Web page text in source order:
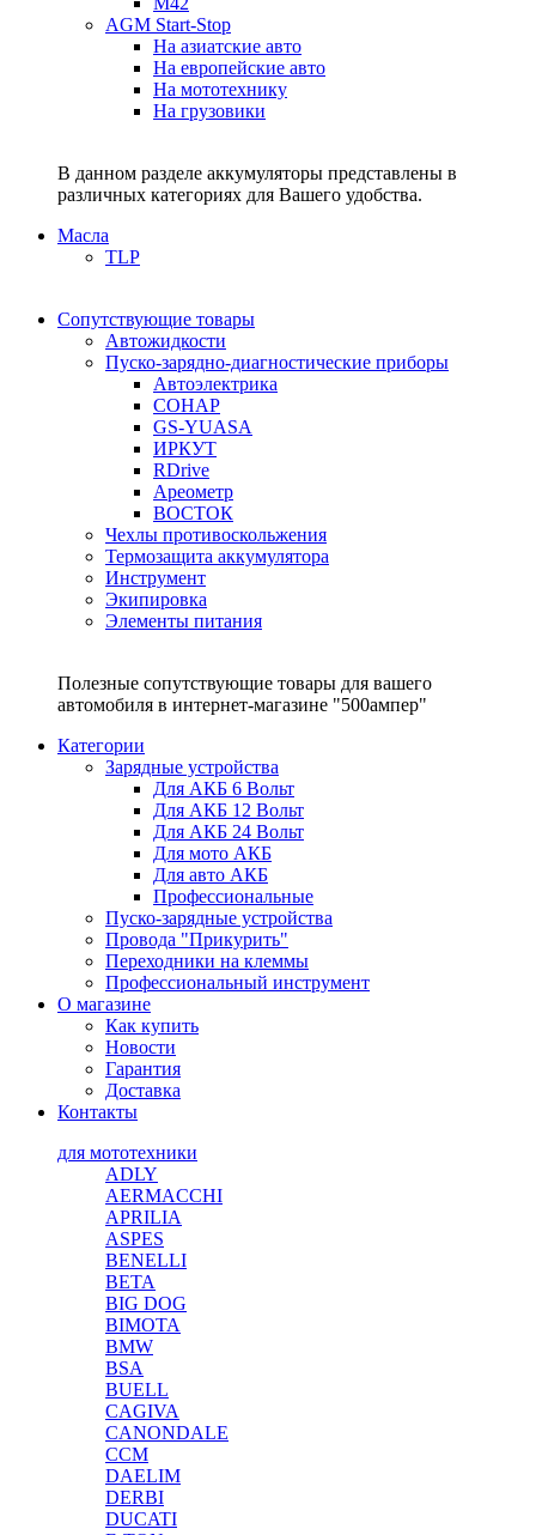
AGM Start-Stop
На азиатские авто
На европейские авто
На мототехнику
На грузовики
В данном разделе аккумуляторы представлены в
различных категориях для Вашего удобства.
Масла
TLP
Сопутствующие товары
Автожидкости
Пуско-зарядно-диагностические приборы
Автоэлектрика
СОНАР
GS-YUASA
ИРКУТ
RDrive
Ареометр
ВОСТОК
Чехлы противоскольжения
Термозащита аккумулятора
Инструмент
Экипировка
Элементы питания
Полезные сопутствующие товары для вашего
автомобиля в интернет-магазине "500ампер"
Категории
Зарядные устройства
Для АКБ 6 Вольт
Для АКБ 12 Вольт
Для АКБ 24 Вольт
Для мото АКБ
Для авто АКБ
Профессиональные
Пуско-зарядные устройства
Провода "Прикурить"
Переходники на клеммы
Профессиональный инструмент
О магазине
Как купить
Новости
Гарантия
Доставка
Контакты
для мототехники
ADLY
AERMACCHI
APRILIA
ASPES
BENELLI
BETA
BIG DOG
BIMOTA
BMW
BSA
BUELL
CAGIVA
CANONDALE
CCM
DAELIM
DERBI
DUCATI